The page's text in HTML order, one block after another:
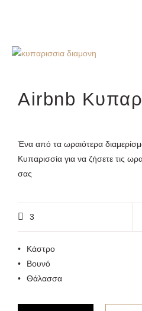
Airbnb
Ένα από τα ωραιότερα
Κυπαρισσία για να ζήσετε τις
σας
3
Κάστρο
Βουνό
Θάλασσα